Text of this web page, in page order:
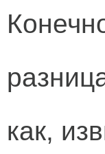
как,